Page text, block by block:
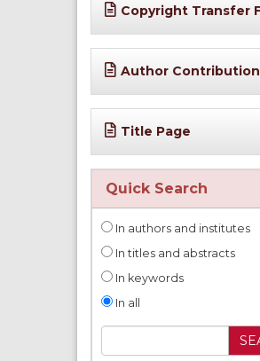
Copyright Transfer
Author
Title Page
Quick Search
In authors and institutes
In titles and abstracts
In keywords
In all